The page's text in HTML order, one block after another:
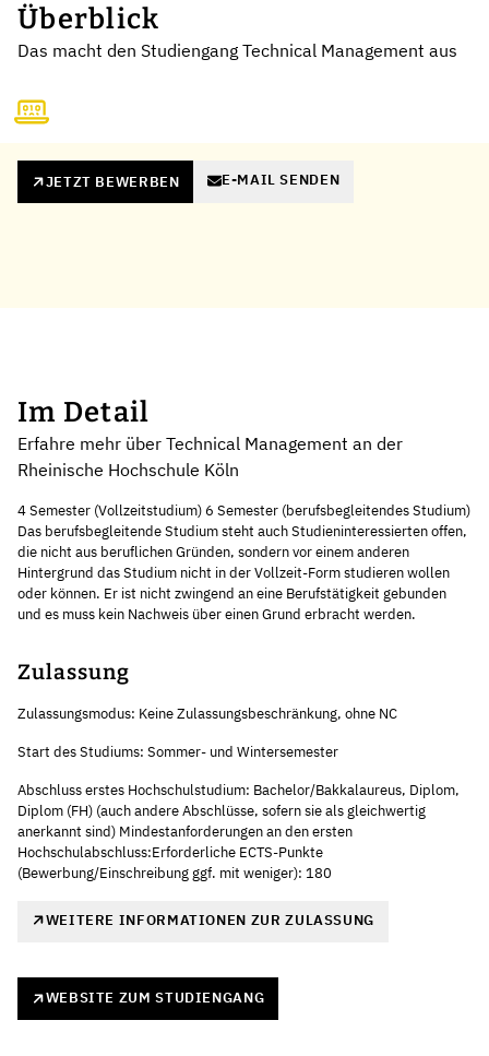
Überblick
Das macht den Studiengang Technical Management aus
JETZT BEWERBEN E-MAIL SENDEN
Im Detail
Erfahre mehr über Technical Management an der
Rheinische Hochschule Köln
4 Semester (Vollzeitstudium) 6 Semester (berufsbegleitendes Studium)
Das berufsbegleitende Studium steht auch Studieninteressierten offen,
die nicht aus beruflichen Gründen, sondern vor einem anderen
Hintergrund das Studium nicht in der Vollzeit-Form studieren wollen
oder können. Er ist nicht zwingend an eine Berufstätigkeit gebunden
und es muss kein Nachweis über einen Grund erbracht werden.
Zulassung
Zulassungsmodus: Keine Zulassungsbeschränkung, ohne NC
Start des Studiums: Sommer- und Wintersemester
Abschluss erstes Hochschulstudium: Bachelor/Bakkalaureus, Diplom,
Diplom (FH) (auch andere Abschlüsse, sofern sie als gleichwertig
anerkannt sind) Mindestanforderungen an den ersten
Hochschulabschluss:Erforderliche ECTS-Punkte
(Bewerbung/Einschreibung ggf. mit weniger): 180
WEITERE INFORMATIONEN ZUR ZULASSUNG
WEBSITE ZUM STUDIENGANG